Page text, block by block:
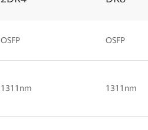
OSFP OSFP
1311nm 1311nm